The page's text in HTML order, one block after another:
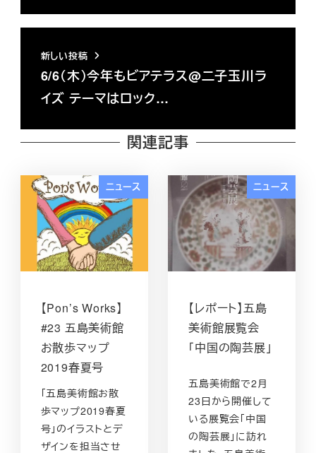
新しい投稿
6/6（木）今年もビアテラス@二子玉川ラ
イズ テーマはロック…
関連記事
ニュース
【Pon’s Works】
#23 五島美術館
お散歩マップ
2019春夏号
「五島美術館お散
歩マップ2019春夏
号」のイラストとデ
ザインを担当させ
ニュース
【レポート】五島
美術館展覧会
「中国の陶芸展」
五島美術館で2月
23日から開催して
いる展覧会「中国
の陶芸展」に訪れ